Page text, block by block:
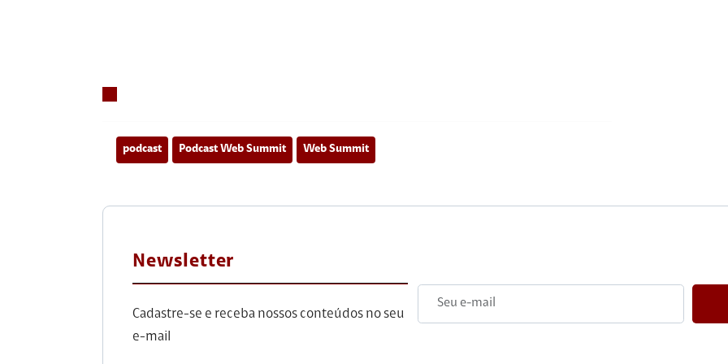
podcast Podcast Web Summit Web Summit
Newsletter
Cadastre-se e receba nossos conteúdos no seu
e-mail